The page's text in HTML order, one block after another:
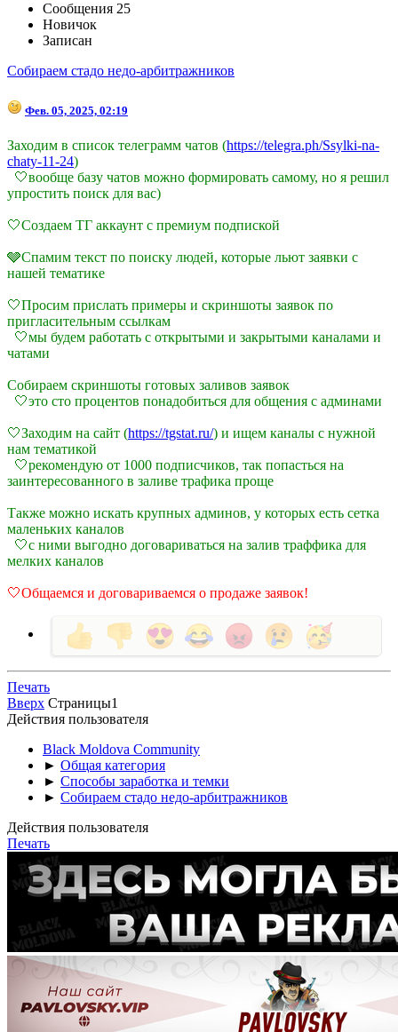
Сообщения 25
Новичок
Записан
Собираем стадо недо-арбитражников
Фев. 05, 2025, 02:19
Заходим в список телеграмм чатов (https://telegra.ph/Ssylki-na-
chaty-11-24)
🤍вообще базу чатов можно формировать самому, но я решил
упростить поиск для вас)
🤍Создаем ТГ аккаунт с премиум подпиской
🩶Спамим текст по поиску людей, которые льют заявки с
нашей тематике
🤍Просим прислать примеры и скриншоты заявок по
пригласительным ссылкам
🤍мы будем работать с открытыми и закрытыми каналами и
чатами
Собираем скриншоты готовых заливов заявок
🤍это сто процентов понадобиться для общения с админами
🤍Заходим на сайт (https://tgstat.ru/) и ищем каналы с нужной
нам тематикой
🤍рекомендую от 1000 подписчиков, так попасться на
заинтересованного в заливе трафика проще
Также можно искать крупных админов, у которых есть сетка
маленьких каналов
🤍с ними выгодно договариваться на залив траффика для
мелких каналов
🤍Общаемся и договариваемся о продаже заявок!
Печать
Вверх Страницы1
Действия пользователя
Black Moldova Community
► Общая категория
► Способы заработка и темки
► Собираем стадо недо-арбитражников
Действия пользователя
Печать